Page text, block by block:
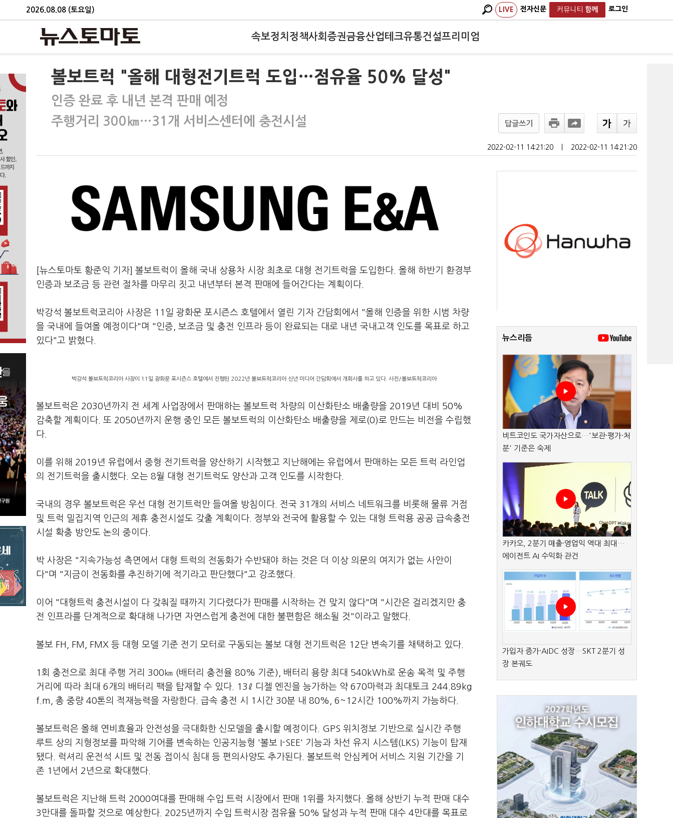
2026.08.08 (토요일) LIVE 전자신문 커뮤니티 함께 로그인
속보정치 정책사회 증권금융산업테크유통건설프리미엄
볼보트럭 "올해 대형전기트럭 도입…점유율 50% 달성"
인증 완료 후 내년 본격 판매 예정
주행거리 300㎞…31개 서비스센터에 충전시설
답글쓰기
2022-02-11 14:21:20 2022-02-11 14:21:20
[뉴스토마토 황준익 기자] 볼보트럭이 올해 국내 상용차 시장 최초로 대형 전기트럭을 도입한다. 올해 하반기 환경부
인증과 보조금 등 관련 절차를 마무리 짓고 내년부터 본격 판매에 들어간다는 계획이다.
박강석 볼보트럭코리아 사장은 11일 광화문 포시즌스 호텔에서 열린 기자 간담회에서 "올해 인증을 위한 시범 차량
을 국내에 들여올 예정이다"며 "인증, 보조금 및 충전 인프라 등이 완료되는 대로 내년 국내고객 인도를 목표로 하고
있다"고 밝혔다.
박강석 볼보트럭코리아 사장이 11일 광화문 포시즌스 호텔에서 진행된 2022년 볼보트럭코리아 신년 미디어 간담회에서 개회사를 하고 있다. 사진/볼보트럭코리아
볼보트럭은 2030년까지 전 세계 사업장에서 판매하는 볼보트럭 차량의 이산화탄소 배출량을 2019년 대비 50%
감축할 계획이다. 또 2050년까지 운행 중인 모든 볼보트럭의 이산화탄소 배출량을 제로(0)로 만드는 비전을 수립했
다.
이를 위해 2019년 유럽에서 중형 전기트럭을 양산하기 시작했고 지난해에는 유럽에서 판매하는 모든 트럭 라인업
의 전기트럭을 출시했다. 오는 8월 대형 전기트럭도 양산과 고객 인도를 시작한다.
국내의 경우 볼보트럭은 우선 대형 전기트럭만 들여올 방침이다. 전국 31개의 서비스 네트워크를 비롯해 물류 거점
및 트럭 밀집지역 인근의 제휴 충전시설도 갖출 계획이다. 정부와 전국에 활용할 수 있는 대형 트럭용 공공 급속충전
시설 확충 방안도 논의 중이다.
박 사장은 "지속가능성 측면에서 대형 트럭의 전동화가 수반돼야 하는 것은 더 이상 의문의 여지가 없는 사안이
다"며 "지금이 전동화를 추진하기에 적기라고 판단했다"고 강조했다.
이어 "대형트럭 충전시설이 다 갖춰질 때까지 기다렸다가 판매를 시작하는 건 맞지 않다"며 "시간은 걸리겠지만 충
전 인프라를 단계적으로 확대해 나가면 자연스럽게 충전에 대한 불편함은 해소될 것"이라고 말했다.
볼보 FH, FM, FMX 등 대형 모델 기준 전기 모터로 구동되는 볼보 대형 전기트럭은 12단 변속기를 채택하고 있다.
1회 충전으로 최대 주행 거리 300㎞ (배터리 충전율 80% 기준), 배터리 용량 최대 540kWh로 운송 목적 및 주행
거리에 따라 최대 6개의 배터리 팩을 탑재할 수 있다. 13ℓ 디젤 엔진을 능가하는 약 670마력과 최대토크 244.89kg
f.m, 총 중량 40톤의 적재능력을 자랑한다. 급속 충전 시 1시간 30분 내 80%, 6~12시간 100%까지 가능하다.
볼보트럭은 올해 연비효율과 안전성을 극대화한 신모델을 출시할 예정이다. GPS 위치정보 기반으로 실시간 주행
루트 상의 지형정보를 파악해 기어를 변속하는 인공지능형 '볼보 I-SEE' 기능과 차선 유지 시스템(LKS) 기능이 탑재
됐다. 럭셔리 운전석 시트 및 전동 접이식 침대 등 편의사양도 추가된다. 볼보트럭 안심케어 서비스 지원 기간을 기
존 1년에서 2년으로 확대했다.
볼보트럭은 지난해 트럭 2000여대를 판매해 수입 트럭 시장에서 판매 1위를 차지했다. 올해 상반기 누적 판매 대수
3만대를 돌파할 것으로 예상한다. 2025년까지 수입 트럭시장 점유율 50% 달성과 누적 판매 대수 4만대를 목표로
뉴스리듬
비트코인도 국가자산으로…'보관·평가·처
분' 기준은 숙제
카카오, 2분기 매출·영업익 역대 최대…
에이전트 AI 수익화 관건
가입자 증가·AIDC 성장…SKT 2분기 성
장 본궤도